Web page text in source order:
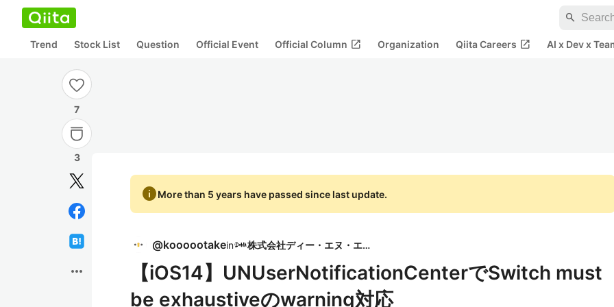
search
Trend Stock List Question Official Event Official Column open_in_new Organization Qiita Careers open_in_new AI x Dev x
7
3
more_horiz
infoMore than 5 years have passed since last update.
@koooootakein 株式会社ディー・エヌ・エー
【iOS14】UNUserNotificationCenterでSwitch must
be exhaustiveのwarning対応